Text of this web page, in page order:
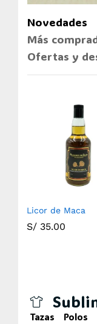
Novedades
Más
Ofertas y
Licor de Maca
S/ 35.00
Tazas Polos